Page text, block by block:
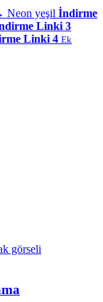
Neon yeşil İndirme
Linki 3
Linki 4 Ek